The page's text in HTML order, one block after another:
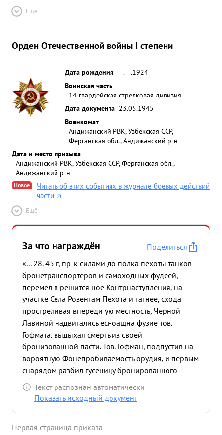
Ещё
Орден Отечественной войны I степени
Дата рождения
__.__.1924
Воинская часть
14 гвардейская стрелковая дивизия
Дата документа 23.05.1945
Военкомат
Андижанский РВК, Узбекская ССР,
Ферганская обл., Андижанский р-н
Дата и место призыва
Андижанский РВК, Узбекская ССР, Ферганская обл.,
Андижанский р-н
Новое
Читать об этих событиях в журнале боевых действий
части
Ещё
За что награждён
Поделиться
«... 28. 45 г, пр-к силами до полка пехоты танков
бронетранспортеров и самоходных фудеей,
перемел в решится ное Контрнаступления, на
участке Села Розентам Пехота и татнее, схода
простреливая впереди ую местность, Черной
Лавиной надвигались есноащна фузие тов.
Гофмата, выдыхая смерть из своей
бронизованной пасти. Тов. Гофман, подпустив на
вороятную Фонепробиваемость орудия, и первым
снарядом разбил гусеницу бронированного
звера. Затем одли- За дргругим, два снаряда легли
в цель, ее головной татк вспыхнул фанелом. вида
ирма Засыпавших орудие снарядами из
Текст распознан автоматически
Показать исходный документ
Первая страница приказа